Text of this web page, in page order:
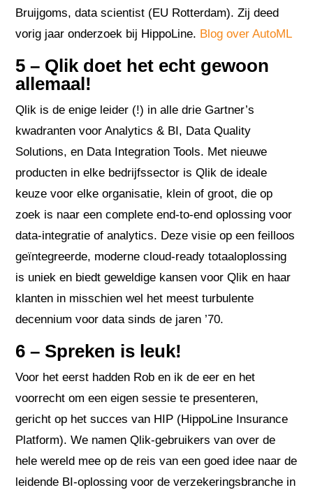
Bruijgoms, data scientist (EU Rotterdam). Zij deed
vorig jaar onderzoek bij HippoLine. Blog over AutoML
5 – Qlik doet het echt gewoon
allemaal!
Qlik is de enige leider (!) in alle drie Gartner’s
kwadranten voor Analytics & BI, Data Quality
Solutions, en Data Integration Tools. Met nieuwe
producten in elke bedrijfssector is Qlik de ideale
keuze voor elke organisatie, klein of groot, die op
zoek is naar een complete end-to-end oplossing voor
data-integratie of analytics. Deze visie op een feilloos
geïntegreerde, moderne cloud-ready totaaloplossing
is uniek en biedt geweldige kansen voor Qlik en haar
klanten in misschien wel het meest turbulente
decennium voor data sinds de jaren ’70.
6 – Spreken is leuk!
Voor het eerst hadden Rob en ik de eer en het
voorrecht om een eigen sessie te presenteren,
gericht op het succes van HIP (HippoLine Insurance
Platform). We namen Qlik-gebruikers van over de
hele wereld mee op de reis van een goed idee naar de
leidende BI-oplossing voor de verzekeringsbranche in